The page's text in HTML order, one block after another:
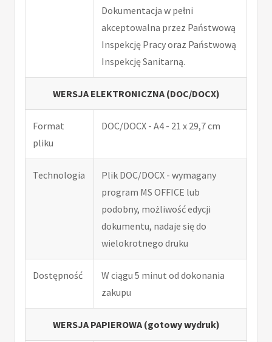
Dokumentacja w pełni
akceptowalna przez Państwową
Inspekcję Pracy oraz Państwową
Inspekcję Sanitarną.
WERSJA ELEKTRONICZNA (DOC/DOCX)
Format
pliku
DOC/DOCX - A4 - 21 x 29,7 cm
Technologia
Plik DOC/DOCX - wymagany
program MS OFFICE lub
podobny, możliwość edycji
dokumentu, nadaje się do
wielokrotnego druku
Dostępność
W ciągu 5 minut od dokonania
zakupu
WERSJA PAPIEROWA (gotowy wydruk)